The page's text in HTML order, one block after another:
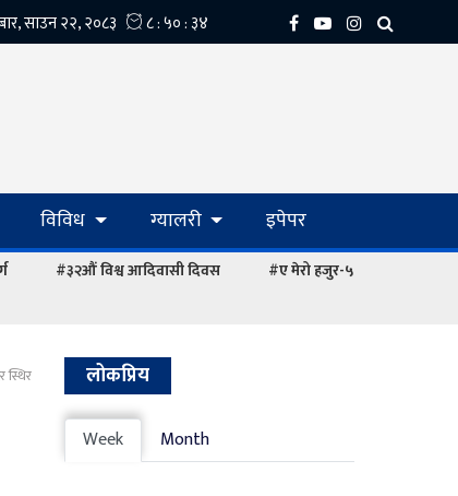
विविध ग्यालरी इपेपर
#३२औं विश्व आदिवासी दिवस
#ए मेरो हजुर-५
स्थिर लोकप्रिय
Week Month